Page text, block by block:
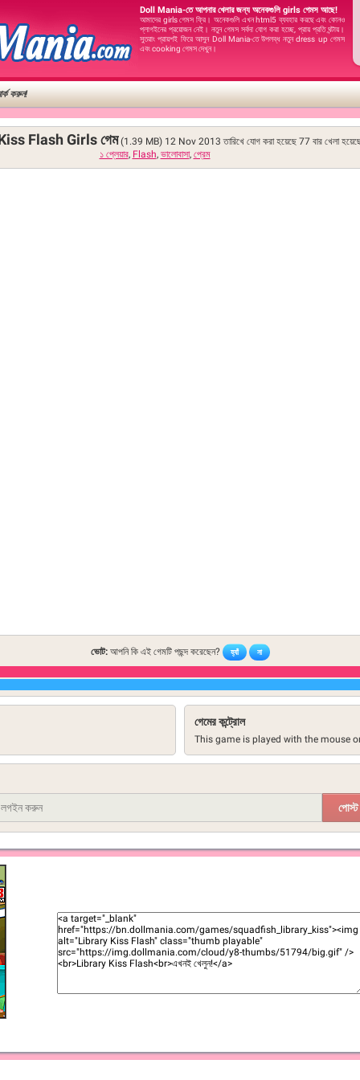
Doll Mania-তে আপনার খেলার জন্য অনেকগুলি girls গেমস আছে!
আমাদের girls গেমস ফ্রি। অনেকগুলি এখন html5 ব্যবহার করছে এবং কোনও
প্লাগইনের প্রয়োজন নেই। নতুন গেমস সর্বদা যোগ করা হচ্ছে, প্রায় প্রতি ঘন্টায়।
সুতরাং প্রায়শই ফিরে আসুন Doll Mania-তে উপলব্ধ নতুন dress up গেমস
এবং cooking গেমস দেখুন।
করুন!
Flash Girls গেম (1.39 MB) 12 Nov 2013 তারিখে যোগ করা হয়েছে 77 বার খেলা
১ প্লেয়ার, Flash, ভালোবাসা, প্রেম
ভোট:আপনি কি এই গেমটি পছন্দ করেছেন? হ্যাঁ না
গেমের কন্ট্রোল
This game is played with the mouse